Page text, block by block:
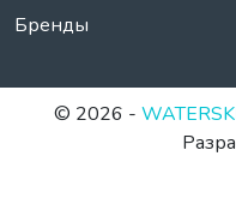
Бренды
© 2026 -